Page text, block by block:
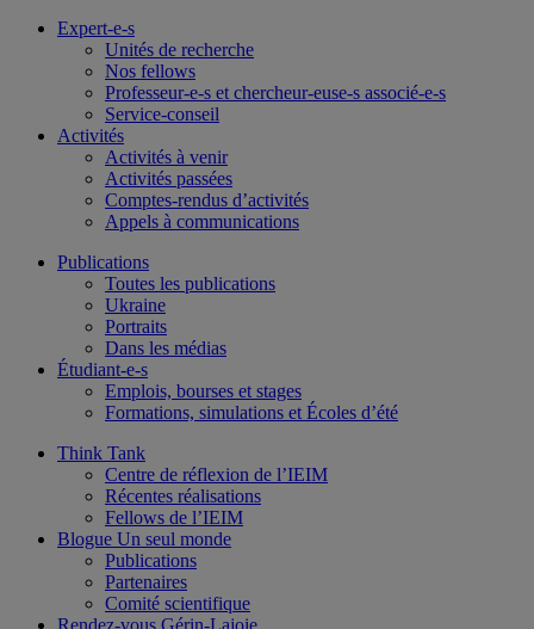
Expert-e-s
Unités de recherche
Nos fellows
Professeur-e-s et chercheur-euse-s associé-e-s
Service-conseil
Activités
Activités à venir
Activités passées
Comptes-rendus d’activités
Appels à communications
Publications
Toutes les publications
Ukraine
Portraits
Dans les médias
Étudiant-e-s
Emplois, bourses et stages
Formations, simulations et Écoles d’été
Think Tank
Centre de réflexion de l’IEIM
Récentes réalisations
Fellows de l’IEIM
Blogue Un seul monde
Publications
Partenaires
Comité scientifique